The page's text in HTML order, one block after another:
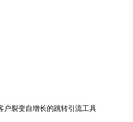
户裂变自增长的跳转引流工具